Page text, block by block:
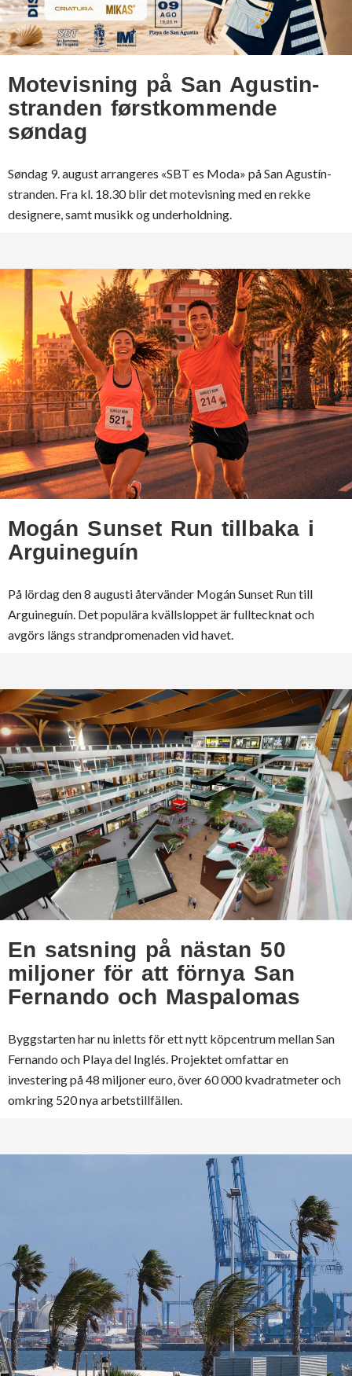
Motevisning på San Agustin-
stranden førstkommende
søndag
Søndag 9. august arrangeres «SBT es Moda» på San Agustín-
stranden. Fra kl. 18.30 blir det motevisning med en rekke
designere, samt musikk og underholdning.
Mogán Sunset Run tillbaka i
Arguineguín
På lördag den 8 augusti återvänder Mogán Sunset Run till
Arguineguín. Det populära kvällsloppet är fulltecknat och
avgörs längs strandpromenaden vid havet.
En satsning på nästan 50
miljoner för att förnya San
Fernando och Maspalomas
Byggstarten har nu inletts för ett nytt köpcentrum mellan San
Fernando och Playa del Inglés. Projektet omfattar en
investering på 48 miljoner euro, över 60 000 kvadratmeter och
omkring 520 nya arbetstillfällen.